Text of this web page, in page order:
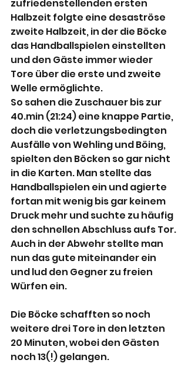
zufriedenstellenden ersten
Halbzeit folgte eine desaströse
zweite Halbzeit, in der die Böcke
das Handballspielen einstellten
und den Gäste immer wieder
Tore über die erste und zweite
Welle ermöglichte.
So sahen die Zuschauer bis zur
40.min (21:24) eine knappe Partie,
doch die verletzungsbedingten
Ausfälle von Wehling und Böing,
spielten den Böcken so gar nicht
in die Karten. Man stellte das
Handballspielen ein und agierte
fortan mit wenig bis gar keinem
Druck mehr und suchte zu häufig
den schnellen Abschluss aufs Tor.
Auch in der Abwehr stellte man
nun das gute miteinander ein
und lud den Gegner zu freien
Würfen ein.
Die Böcke schafften so noch
weitere drei Tore in den letzten
20 Minuten, wobei den Gästen
noch 13(!) gelangen.